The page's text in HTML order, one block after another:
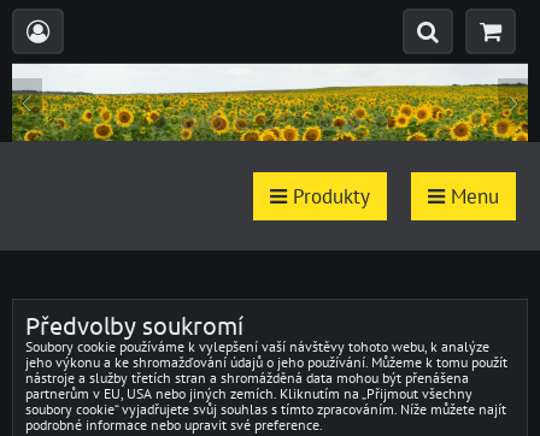
Produkty Menu
Předvolby soukromí
Soubory cookie používáme k vylepšení vaší návštěvy tohoto webu, k analýze
jeho výkonu a ke shromažďování údajů o jeho používání. Můžeme k tomu použít
nástroje a služby třetích stran a shromážděná data mohou být přenášena
partnerům v EU, USA nebo jiných zemích. Kliknutím na „Přijmout všechny
soubory cookie“ vyjadřujete svůj souhlas s tímto zpracováním. Níže můžete najít
podrobné informace nebo upravit své preference.